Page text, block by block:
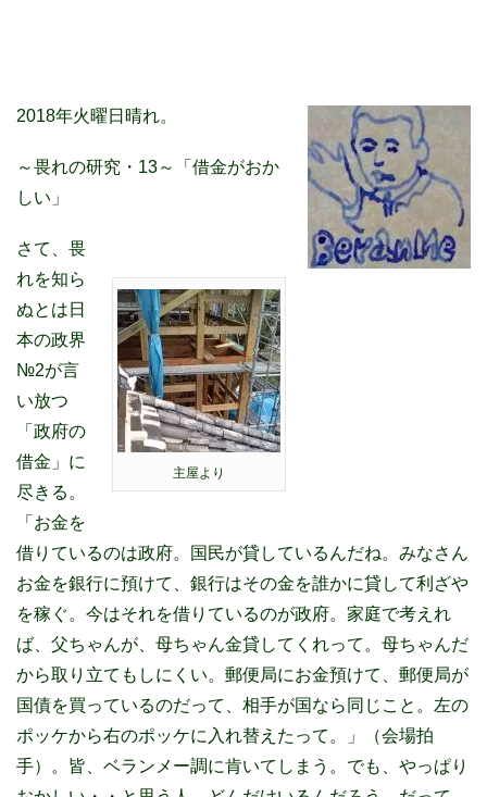
2018年火曜日晴れ。
～畏れの研究・13～「借金がおか
しい」
主屋より
さて、畏
れを知ら
ぬとは日
本の政界
№2が言
い放つ
「政府の
借金」に
尽きる。
「お金を
借りているのは政府。国民が貸しているんだね。みなさん
お金を銀行に預けて、銀行はその金を誰かに貸して利ざや
を稼ぐ。今はそれを借りているのが政府。家庭で考えれ
ば、父ちゃんが、母ちゃん金貸してくれって。母ちゃんだ
から取り立てもしにくい。郵便局にお金預けて、郵便局が
国債を買っているのだって、相手が国なら同じこと。左の
ポッケから右のポッケに入れ替えたって。」（会場拍
手）。皆、ベランメー調に肯いてしまう。でも、やっぱり